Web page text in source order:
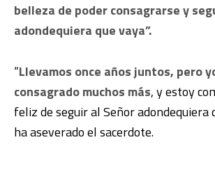
belleza de poder consagrarse y
adondequiera que vaya”.
“Llevamos once años juntos, pero
consagrado muchos más, y estoy
feliz de seguir al Señor adondequiera
ha aseverado el sacerdote.